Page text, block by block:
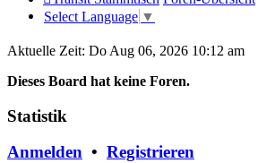
Select Language ▼
Aktuelle Zeit: Do Aug 06, 2026 10:12 am
Dieses Board hat keine Foren.
Statistik
Anmelden • Registrieren